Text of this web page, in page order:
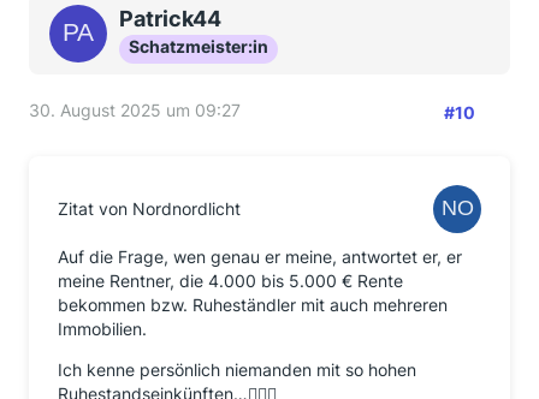
Patrick44
Schatzmeister:in
30. August 2025 um 09:27 #10
Zitat von Nordnordlicht
Auf die Frage, wen genau er meine, antwortet er, er
meine Rentner, die 4.000 bis 5.000 € Rente
bekommen bzw. Ruheständler mit auch mehreren
Immobilien.
Ich kenne persönlich niemanden mit so hohen
Ruhestandseinkünften…🤷🏼‍♂️